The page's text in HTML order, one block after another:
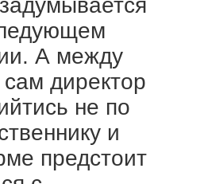
А между
директор
не по
и
предстоит